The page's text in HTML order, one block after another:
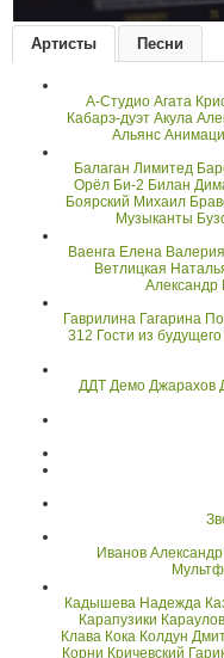
Артисты Песни
А-Студио Агата
Кабарэ-дуэт Акула
Альянс
Балаган Лимитед
Орёл Би-2 Билан
Боярский Михаил
Музыканты
Ваенга Елена Валерия
Ветлицкая
Александр
Гаврилина Гагарина
312 Гости из будущего
ДДТ Демо Джарахов
Иванов Александр
Кадышева Надежда
Карапузики
Клава Кока Колдун
Корни Кричевский